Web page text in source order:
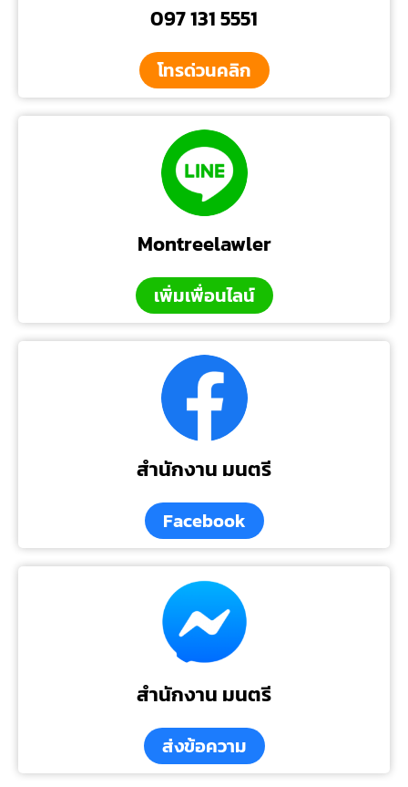
097 131 5551
โทรด่วนคลิก
Montreelawler
เพิ่มเพื่อนไลน์
สำนักงาน มนตรี
Facebook
สำนักงาน มนตรี
ส่งข้อความ